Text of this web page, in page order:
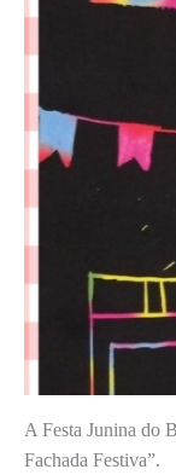
A Festa Junina do
Fachada Festiva”.